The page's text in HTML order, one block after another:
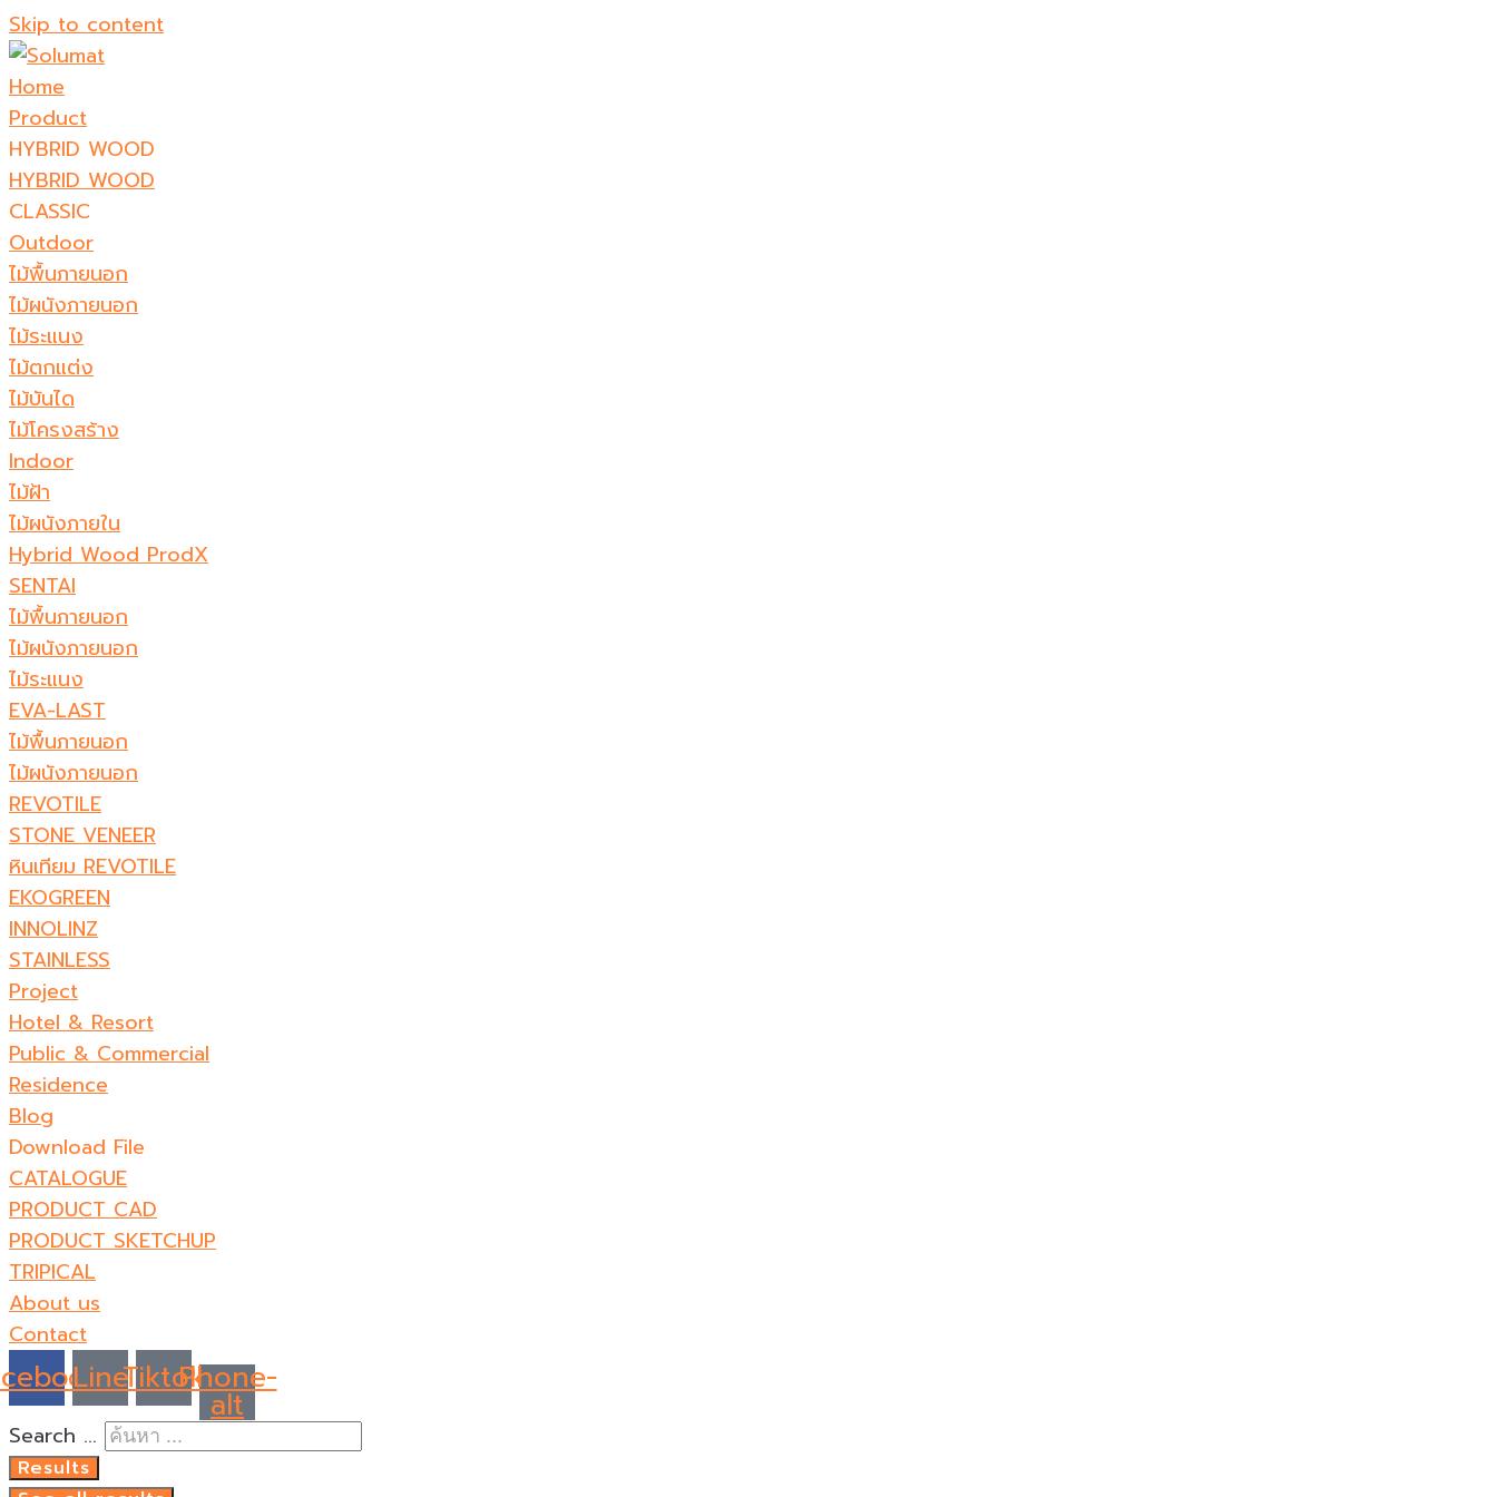
Skip to content
Home
Product
HYBRID WOOD
HYBRID WOOD
CLASSIC
Outdoor
ไม้พื้นภายนอก
ไม้ผนังภายนอก
ไม้ระแนง
ไม้ตกแต่ง
ไม้บันได
ไม้โครงสร้าง
Indoor
ไม้ฝ้า
ไม้ผนังภายใน
Hybrid Wood ProdX
SENTAI
ไม้พื้นภายนอก
ไม้ผนังภายนอก
ไม้ระแนง
EVA-LAST
ไม้พื้นภายนอก
ไม้ผนังภายนอก
REVOTILE
STONE VENEER​
หินเทียม REVOTILE​
EKOGREEN
INNOLINZ
STAINLESS
Project
Hotel & Resort
Public & Commercial
Residence
Blog
Download File
CATALOGUE
PRODUCT CAD
PRODUCT SKETCHUP
TRIPICAL
About us
Contact
LineTiktokPhone-
alt
Search ...
Results